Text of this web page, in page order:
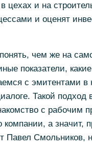
цехах и на
и оценят
чем же на
показатели,
с эмитентами
Такой подход
с рабочим
а значит,
Павел Смольников,